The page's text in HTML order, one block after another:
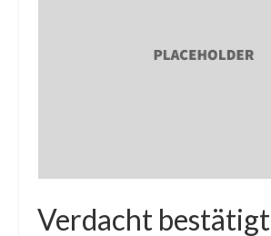
Verdacht bestätigt